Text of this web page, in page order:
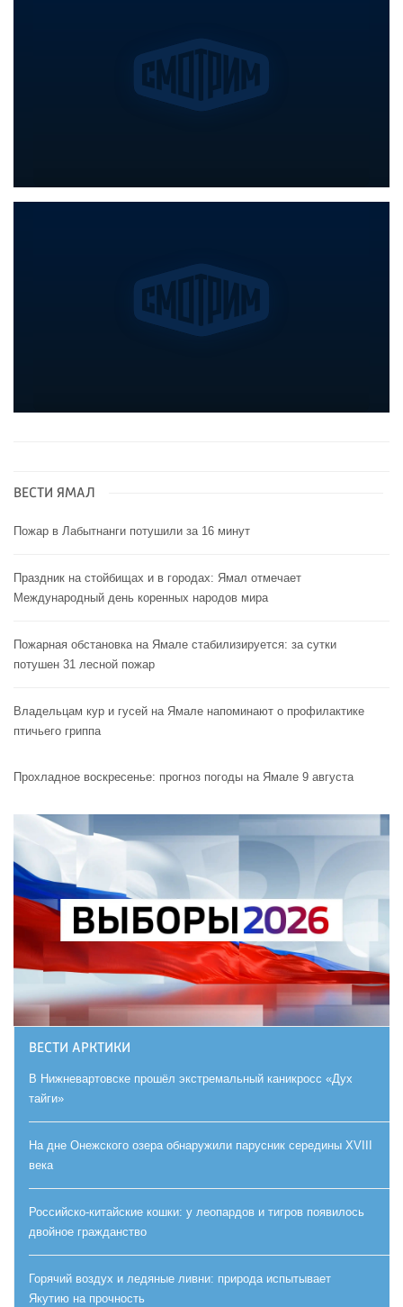
ВЕСТИ ЯМАЛ
Пожар в Лабытнанги потушили за 16 минут
Праздник на стойбищах и в городах: Ямал отмечает
Международный день коренных народов мира
Пожарная обстановка на Ямале стабилизируется: за сутки
потушен 31 лесной пожар
Владельцам кур и гусей на Ямале напоминают o профилактике
птичьего гриппа
Прохладное воскресенье: прогноз погоды на Ямале 9 августа
ВЕСТИ АРКТИКИ
В Нижневартовске прошёл экстремальный каникросс «Дух
тайги»
На дне Онежского озера обнаружили парусник середины XVIII
века
Российско-китайские кошки: у леопардов и тигров появилось
двойное гражданство
Горячий воздух и ледяные ливни: природа испытывает
Якутию на прочность